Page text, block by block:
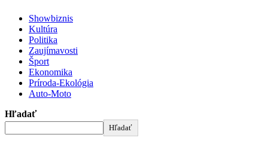
Showbiznis
Kultúra
Politika
Zaujímavosti
Šport
Ekonomika
Príroda-Ekológia
Auto-Moto
Hľadať
Hľadať